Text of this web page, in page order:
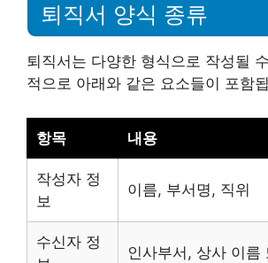
퇴직서 양식 종류
퇴직서는 다양한 형식으로 작성될
적으로 아래와 같은 요소들이 포함
항목 내용
작성자 정
보
이름, 부서명, 직위
수신자 정
인사부서, 상사 이름